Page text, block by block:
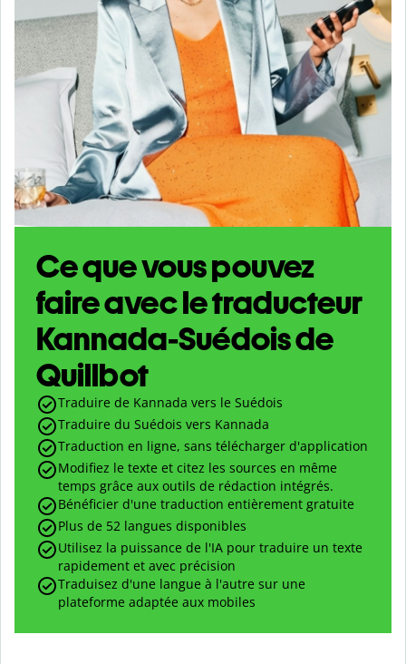
Ce que vous pouvez
faire avec le traducteur
Kannada-Suédois de
Quillbot
Traduire de Kannada vers le Suédois
Traduire du Suédois vers Kannada
Traduction en ligne, sans télécharger d'application
Modifiez le texte et citez les sources en même
temps grâce aux outils de rédaction intégrés.
Bénéficier d'une traduction entièrement gratuite
Plus de 52 langues disponibles
Utilisez la puissance de l'IA pour traduire un texte
rapidement et avec précision
Traduisez d'une langue à l'autre sur une
plateforme adaptée aux mobiles